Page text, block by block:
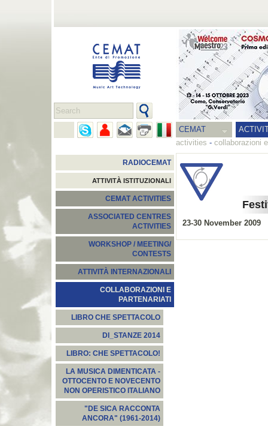
CEMAT
activities - collaborazioni
RADIOCEMAT
ATTIVITÀ ISTITUZIONALI
CEMAT ACTIVITIES
ASSOCIATED CENTRES
ACTIVITIES
WORKSHOP / MEETING/
CONTESTS
ATTIVITÀ INTERNAZIONALI
COLLABORAZIONI E
PARTENARIATI
LIBRO CHE SPETTACOLO
DI_STANZE 2014
LIBRO: CHE SPETTACOLO!
LA MUSICA DIMENTICATA -
OTTOCENTO E NOVECENTO
NON OPERISTICO ITALIANO
"DE SICA RACCONTA
ANCORA" (1961-2014)
23-30 November 2009